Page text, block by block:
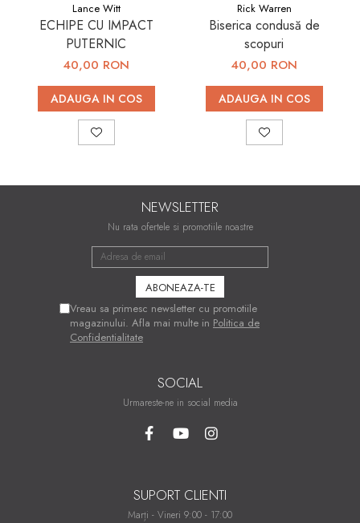
Lance Witt
ECHIPE CU IMPACT
PUTERNIC
40,00 RON
ADAUGA IN COS
Rick Warren
Biserica condusă de
scopuri
40,00 RON
ADAUGA IN COS
NEWSLETTER
Nu rata ofertele si promotiile noastre
Vreau sa primesc newsletter cu promotiile
magazinului. Afla mai multe in Politica de
Confidentialitate
SOCIAL
Urmareste-ne in social media
SUPORT CLIENTI
Marți - Vineri 9:00 - 17:00